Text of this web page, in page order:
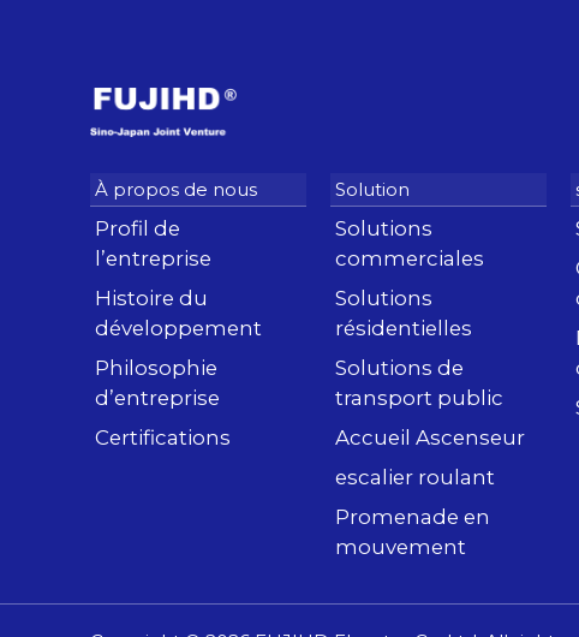
Profil de
l’entreprise
Histoire du
développement
Philosophie
d’entreprise
Certifications
Solutions
commerciales
Solutions
résidentielles
Solutions de
transport public
Accueil Ascenseur
escalier roulant
Promenade en
mouvement